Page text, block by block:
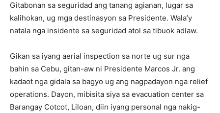
Gitabonan sa seguridad ang tanang agianan, lugar sa
kalihokan, ug mga destinasyon sa Presidente. Wala’y
natala nga insidente sa seguridad atol sa tibuok adlaw.
Gikan sa iyang aerial inspection sa norte ug sur nga
bahin sa Cebu, gitan-aw ni Presidente Marcos Jr. ang
kadaot nga gidala sa bagyo ug ang nagpadayon nga relief
operations. Dayon, mibisita siya sa evacuation center sa
Barangay Cotcot, Liloan, diin iyang personal nga nakig-